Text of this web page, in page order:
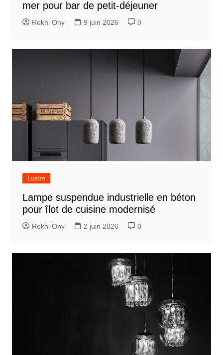
mer pour bar de petit-déjeuner
Rekhi Ony 9 juin 2026 0
Lustre
Lampe suspendue industrielle en béton
pour îlot de cuisine modernisé
Rekhi Ony 2 juin 2026 0